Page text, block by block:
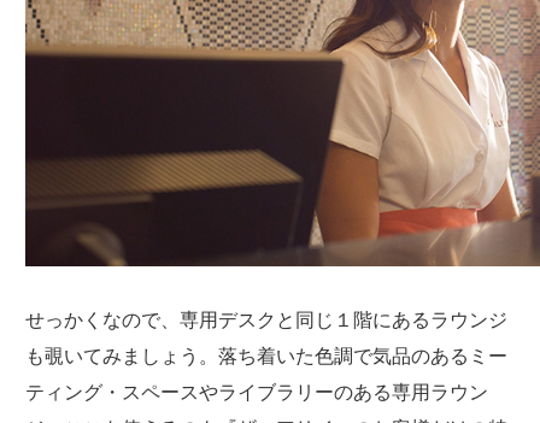
せっかくなので、専用デスクと同じ１階にあるラウンジ
も覗いてみましょう。落ち着いた色調で気品のあるミー
ティング・スペースやライブラリーのある専用ラウン